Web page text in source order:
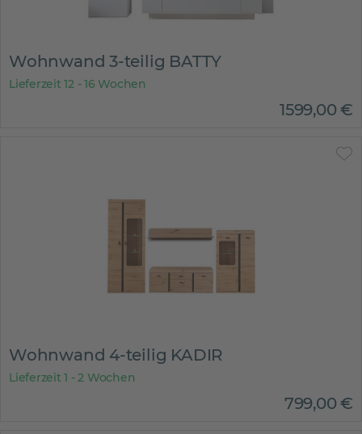
Wohnwand 3-teilig BATTY
Lieferzeit 12 - 16 Wochen
1599,00€
Wohnwand 4-teilig KADIR
Lieferzeit 1 - 2 Wochen
799,00€